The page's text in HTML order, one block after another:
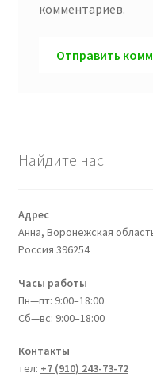
комментариев.
Найдите нас
Адрес
Анна, Воронежская
Россия 396254
Часы работы
Пн—пт: 9:00–18:00
Сб—вс: 9:00–18:00
Контакты
тел: +7 (910) 243-73-72